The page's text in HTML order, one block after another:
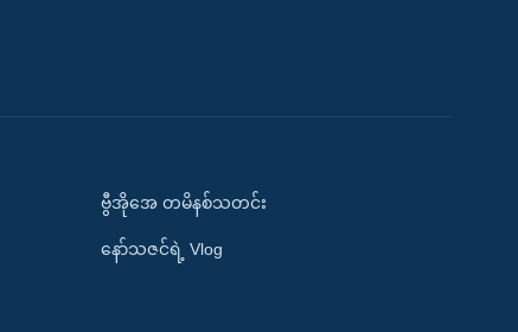
ဗွီအိုအေ တမိနစ်သတင်း
နော်သဇင်ရဲ့ Vlog